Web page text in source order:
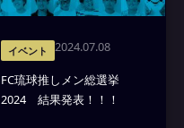
イベント 2024.07.08
FC琉球推しメン総選挙
2024 結果発表！！！